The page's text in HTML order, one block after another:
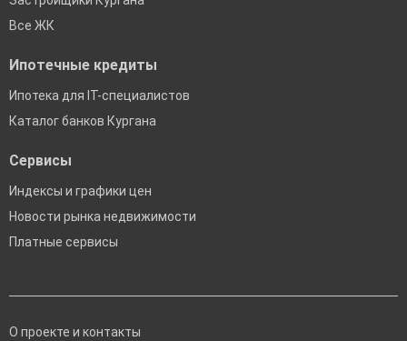
Все ЖК
Ипотечные кредиты
Ипотека для IT-специалистов
Каталог банков Кургана
Сервисы
Индексы и графики цен
Новости рынка недвижимости
Платные сервисы
О проекте и контакты